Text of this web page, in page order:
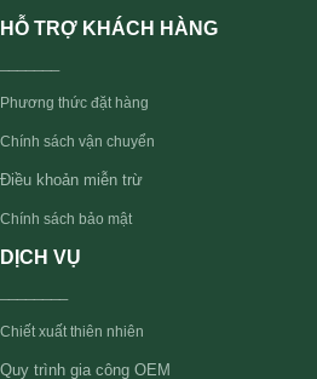
HỖ TRỢ KHÁCH HÀNG
Phương thức đặt hàng
Chính sách vận chuyển
Điều khoản miễn trừ
Chính sách bảo mật
DỊCH VỤ
Chiết xuất thiên nhiên
Quy trình gia công OEM